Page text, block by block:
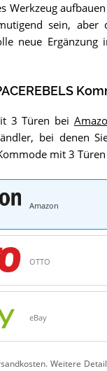
Werkzeug
sein, aber
neue
3 Türen bei
bei denen
mit 3
Amazon
OTTO
eBay
Weitere